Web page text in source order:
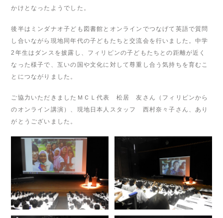
かけとなったようでした。
後半はミンダナオ子ども図書館とオンラインでつなげて英語で質問
し合いながら現地同年代の子どもたちと交流会を行いました。中学
2年生はダンスを披露し、フィリピンの子どもたちとの距離が近く
なった様子で、互いの国や文化に対して尊重し合う気持ちを育むこ
とにつながりました。
ご協力いただきましたＭＣＬ代表 松居 友さん（フィリピンから
のオンライン講演）、現地日本人スタッフ 西村奈々子さん、あり
がとうございました。